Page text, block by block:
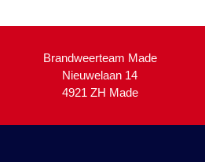
Brandweerteam Made
Nieuwelaan 14
4921 ZH Made